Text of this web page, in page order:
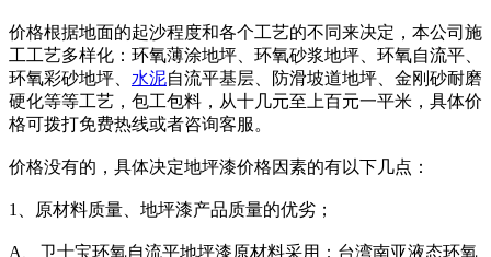
价格根据地面的起沙程度和各个工艺的不同来决定，本公司施
工工艺多样化：环氧薄涂地坪、环氧砂浆地坪、环氧自流平、
环氧彩砂地坪、 水泥自流平基层、防滑坡道地坪、金刚砂耐磨
硬化等等工艺，包工包料，从十几元至上百元一平米，具体价
格可拨打免费热线或者咨询客服。
价格没有的，具体决定地坪漆价格因素的有以下几点：
1、原材料质量、地坪漆产品质量的优劣；
A、卫士宝环氧自流平地坪漆原材料采用：台湾南亚液态环氧